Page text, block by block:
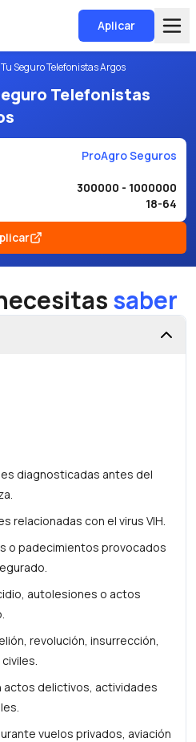
Aplicar
Tu Seguro Telefonistas Argos
Telefonistas
ProAgro Seguros
300000 - 1000000
18-64
saber
diagnosticadas antes del
relacionadas con el virus VIH.
o padecimientos provocados
autolesiones o actos
revolución, insurrección,
actos delictivos, actividades
vuelos privados, aviación